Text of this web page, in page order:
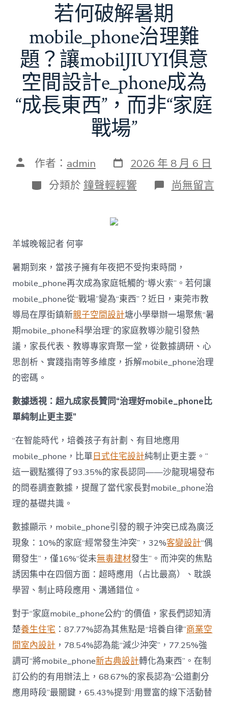
若何破解暑期
mobile_phone治理難
題？讓mobilJIUYI俱意
空間設計e_phone成為
“成長東西”，而非“家庭
戰場”
文 作者： admin 發
表
日
期
2026 年 8 月 6 日
分
類
分類於 鐘聲輕輕響 在
〈若
治
理
難
題？
讓
mobilJIUYI
俱
意
空
間
設
成
為
東
西”，
而
非
“家
庭
中
尚無留言
羊城晚報記者 何寧
暑期到來，當孩子擁有年夜把不受拘束時間，
mobile_phone再次成為家庭牴觸的“導火索”。若何讓
mobile_phone從“戰場”變為“東西”？近日，東莞市教
導局在厚街鎮新親子空間設計塘小學舉辦一場聚焦“暑
期mobile_phone科學治理”的家庭教導沙龍引發熱
議，家長代表、教導專家齊聚一堂，從數據調研、心
思剖析、實踐指南等多維度，拆解mobile_phone治理
的密碼。
數據透視：超九成家長贊同“治理好mobile_phone比
單純制止更主要”
“在智能時代，培養孩子有計劃、有目地應用
mobile_phone，比單日式住宅設計純制止更主要。”
這一觀點獲得了93.35%的家長認同——沙龍現場發布
的問卷調查數據，提醒了當代家長對mobile_phone治
理的基礎共識。
數據顯示，mobile_phone引發的親子沖突已成為廣泛
現象：10%的家庭“經常發生沖突”，32%客變設計“偶
爾發生”，僅16%“從未無毒建材發生”。而沖突的焦點
誘因集中在四個方面：超時應用（占比最高）、耽誤
學習、制止時段應用、溝通錯位。
對于“家庭mobile_phone公約”的價值，家長們認知清
楚養生住宅 ：87.77%認為其焦點是“培養自律”商業空
間室內設計 ，78.54%認為能“減少沖突”，77.25%強
調可“將mobile_phone新古典設計轉化為東西”。在制
訂公約的有用辦法上，68.67%的家長認為“公道劃分
應用時段”最關鍵，65.43%提到“用豐富的線下活動替